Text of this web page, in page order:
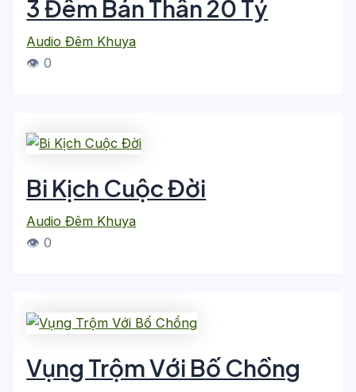
3 Đêm Bán Thân 20 Tỷ
Audio Đêm Khuya
👁 0
Bi Kịch Cuộc Đời
Audio Đêm Khuya
👁 0
Vụng Trộm Với Bố Chồng